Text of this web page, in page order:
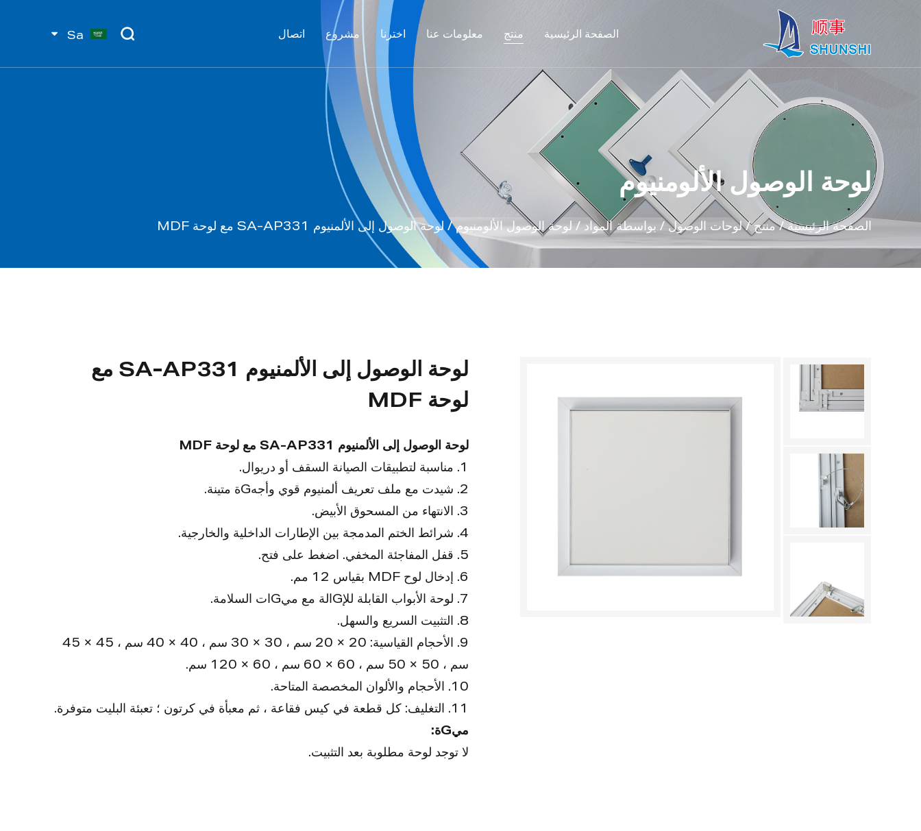
الصفحة الرئيسية منتج معلومات عنا اخترنا مشروع اتصال Sa
لوحة الوصول الألومنيوم
الصفحة الرئيسية/منتج/لوحات الوصول/ بواسطة المواد / لوحة الوصول الألومنيوم/ لوحة الوصول إلى الألمنيوم SA-AP331 مع لوحة MDF
لوحة الوصول إلى الألمنيوم SA-AP331 مع
لوحة MDF
لوحة الوصول إلى الألمنيوم SA-AP331 مع لوحة MDF
1. مناسبة لتطبيقات الصيانة السقف أو دريوال.
2. شيدت مع ملف تعريف ألمنيوم قوي وأجهGة متينة.
3. الانتهاء من المسحوق الأبيض.
4. شرائط الختم المدمجة بين الإطارات الداخلية والخارجية.
5. قفل المفاجئة المخفي. اضغط على فتح.
6. إدخال لوح MDF بقياس 12 مم.
7. لوحة الأبواب القابلة للإGالة مع ميGات السلامة.
8. التثبيت السريع والسهل.
9. الأحجام القياسية: 20 × 20 سم ، 30 × 30 سم ، 40 × 40 سم ، 45 × 45
سم ، 50 × 50 سم ، 60 × 60 سم ، 60 × 120 سم.
10. الأحجام والألوان المخصصة المتاحة.
11. التغليف: كل قطعة في كيس فقاعة ، ثم معبأة في كرتون ؛ تعبئة البليت متوفرة.
ميGة:
لا توجد لوحة مطلوبة بعد التثبيت.